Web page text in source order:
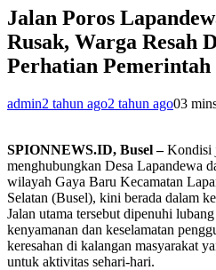
Jalan Poros
Rusak, Warga Resah
Perhatian Pemerintah
admin2 tahun ago2 tahun ago03
SPIONNEWS.ID, Busel –Kondisi
menghubungkan Desa Lapandewa
wilayah Gaya Baru Kecamatan
Selatan (Busel), kini berada dalam
Jalan utama tersebut dipenuhi
kenyamanan dan keselamatan
keresahan di kalangan masyarakat
untuk aktivitas sehari-hari.